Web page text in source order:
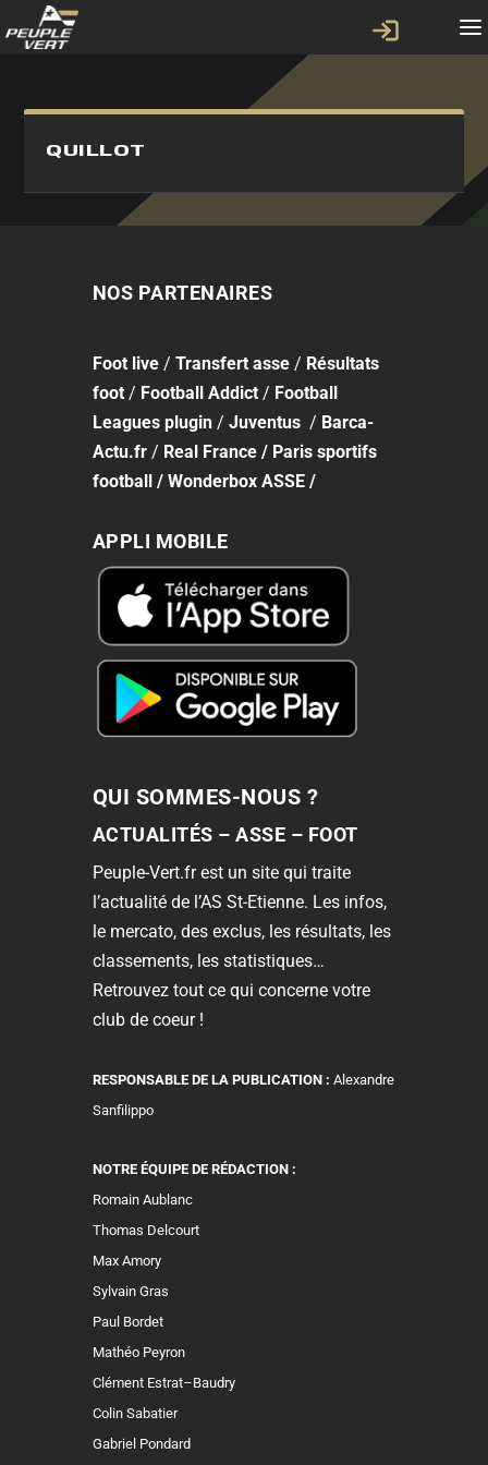
QUILLOT
NOS PARTENAIRES
Footlive/ Transfert asse/ Résultats
foot/ Football Addict/ Football
Leagues plugin/ Juventus / Barca-
Actu.fr/ Real France / Paris sportifs
football/ Wonderbox ASSE/
APPLI MOBILE
QUI SOMMES-NOUS ?
ACTUALITÉS – ASSE – FOOT
Peuple-Vert.fr est un site qui traite
l’actualité de l’AS St-Etienne. Les infos,
le mercato, des exclus, les résultats, les
classements, les statistiques…
Retrouvez tout ce qui concerne votre
club de coeur !
RESPONSABLE DE LA PUBLICATION : Alexandre
Sanfilippo
NOTRE ÉQUIPE DE RÉDACTION :
Romain Aublanc
Thomas Delcourt
Max Amory
Sylvain Gras
Paul Bordet
Mathéo Peyron
Clément Estrat–Baudry
Colin Sabatier
Gabriel Pondard